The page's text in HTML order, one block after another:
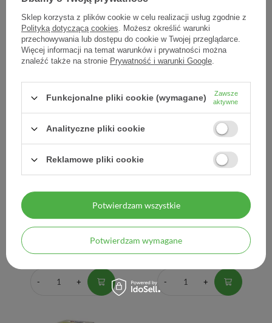
(Herbapol Lublin)
11,70 zł
0,59 zł / szt.
kapsułek
39,11 zł
2,61 zł / szt.
Milanella Complex, 30
kapsułek
45,50 zł
1,52 zł / szt.
Prenatal Lakto, 60
kapsułek
65,10 zł
1,09 zł / szt.
Sklep korzysta z plików cookie w celu realizacji usług zgodnie z
Polityką dotyczącą cookies. Możesz określić warunki
przechowywania lub dostępu do cookie w Twojej przeglądarce.
Więcej informacji na temat warunków i prywatności można
znaleźć także na stronie Prywatność i warunki Google.
Funkcjonalne pliki cookie (wymagane)
Zawsze
aktywne
Analityczne pliki cookie
Reklamowe pliki cookie
Potwierdzam wymagane
Potwierdzam wszystkie